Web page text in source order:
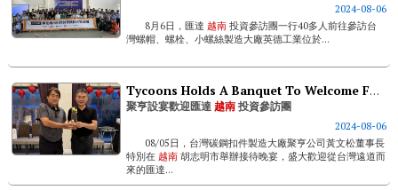
2024-08-06
8月6日，匯達 越南投資參訪團一行40多人前往參訪台
灣螺帽、螺栓、小螺絲製造大廠英德工業位於...
Tycoons Holds A Banquet To Welcome Fastener World Vietnam Investment Delegation
聚亨設宴歡迎匯達越南投資參訪團
2024-08-06
08/05日，台灣碳鋼扣件製造大廠聚亨公司黃文松董事長
特別在 越南胡志明市舉辦接待晚宴，盛大歡迎從台灣遠道而
來的匯達...